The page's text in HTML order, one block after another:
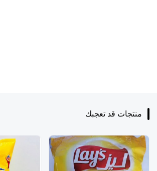
منتجات قد تعجبك